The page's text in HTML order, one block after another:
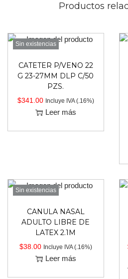
Productos
Sin existencias
CATETER P/VENO 22
G 23-27MM DLP C/50
PZS.
$341.00 Incluye IVA (.16%)
Leer más
Sin existencias
CANULA NASAL
ADULTO LIBRE DE
LATEX 2.1M
$38.00 Incluye IVA (.16%)
Leer más